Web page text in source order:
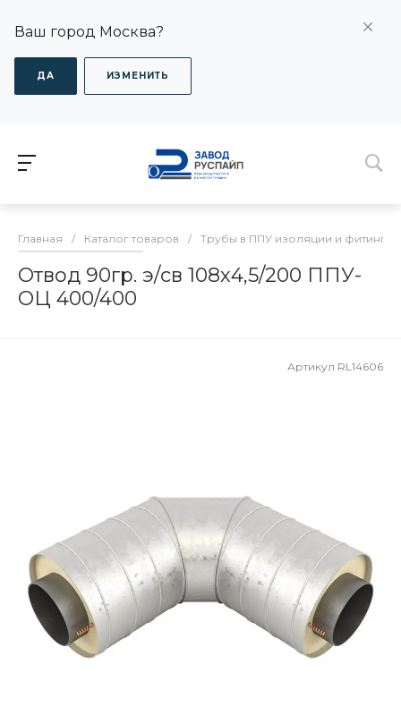
Ваш город Москва?
ДА ИЗМЕНИТЬ
Главная / Каталог товаров / Трубы в ППУ изоляции и фитинги
Отвод 90гр. э/св 108х4,5/200 ППУ-
ОЦ 400/400
Артикул RL14606